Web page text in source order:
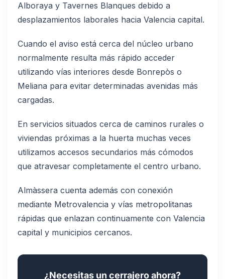
Alboraya y Tavernes Blanques debido a
desplazamientos laborales hacia Valencia capital.
Cuando el aviso está cerca del núcleo urbano
normalmente resulta más rápido acceder
utilizando vías interiores desde Bonrepòs o
Meliana para evitar determinadas avenidas más
cargadas.
En servicios situados cerca de caminos rurales o
viviendas próximas a la huerta muchas veces
utilizamos accesos secundarios más cómodos
que atravesar completamente el centro urbano.
Almàssera cuenta además con conexión
mediante Metrovalencia y vías metropolitanas
rápidas que enlazan continuamente con Valencia
capital y municipios cercanos.
¿Necesitas un cerrajero ahora?